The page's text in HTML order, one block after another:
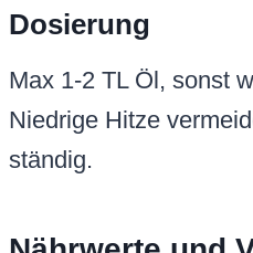
Dosierung
Max 1-2 TL Öl, sonst
Niedrige Hitze
ständig.